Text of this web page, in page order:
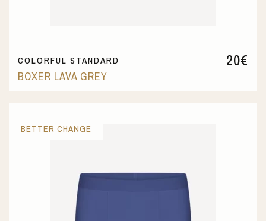
20€
COLORFUL STANDARD
BOXER LAVA GREY
BETTER CHANGE